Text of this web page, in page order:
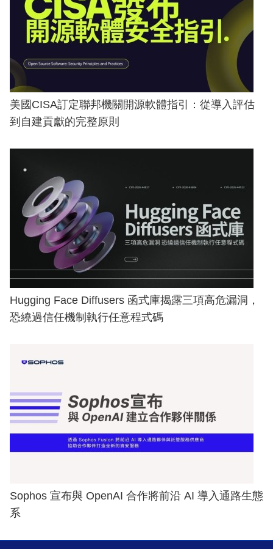
美國CISA訂定聯邦機關開源軟體指引：從導入評估
到自建貢獻的完整原則
Hugging Face Diffusers 函式庫揭露三項高危漏洞，
恐繞過信任機制執行任意程式碼
Sophos 宣布與 OpenAI 合作將前沿 AI 導入通路生態
系